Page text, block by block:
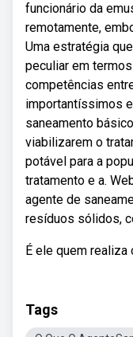
funcionário da
remotamente,
Uma estratégia
peculiar em
competências
importantíssimos
saneamento
viabilizarem o
potável para a
tratamento e a.
agente de
resíduos sólidos,
É ele quem realiza
Tags